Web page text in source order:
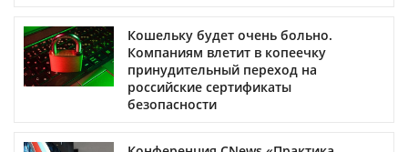
Кошельку будет очень больно.
Компаниям влетит в копеечку
принудительный переход на
российские сертификаты
безопасности